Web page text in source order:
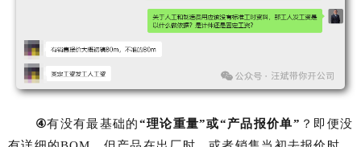
④有没有最基础的“理论重量”或“产品报价单” ？即便没